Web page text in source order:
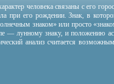
человека связаны с его
при его рождении. Знак, в
знаком» или просто
— лунному знаку, и положению
анализ считается